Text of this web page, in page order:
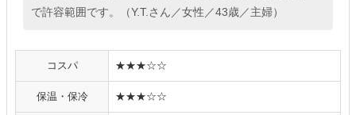
で許容範囲です。（Y.T.さん／女性／43歳／主婦）
コスパ ★★★☆☆
保温・保冷 ★★★☆☆